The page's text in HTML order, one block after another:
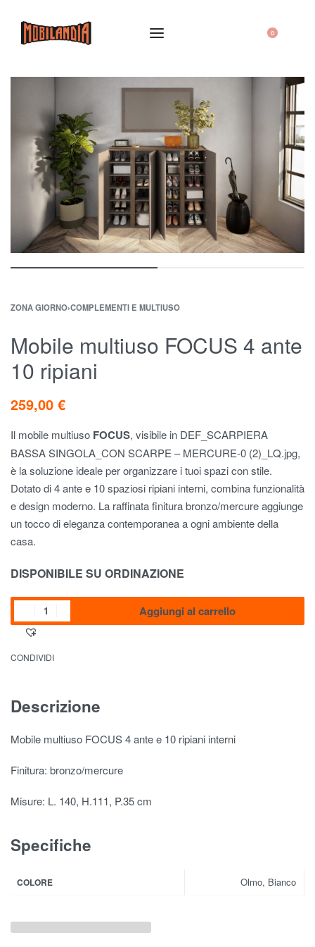
0
ZONA GIORNO›COMPLEMENTI E MULTIUSO
Mobile multiuso FOCUS 4 ante
10 ripiani
259,00 €
Il mobile multiuso FOCUS, visibile in DEF_SCARPIERA
BASSA SINGOLA_CON SCARPE – MERCURE-0 (2)_LQ.jpg,
è la soluzione ideale per organizzare i tuoi spazi con stile.
Dotato di 4 ante e 10 spaziosi ripiani interni, combina funzionalità
e design moderno. La raffinata finitura bronzo/mercure aggiunge
un tocco di eleganza contemporanea a ogni ambiente della
casa.
DISPONIBILE SU ORDINAZIONE
Aggiungi al carrello
CONDIVIDI
Descrizione
Mobile multiuso FOCUS 4 ante e 10 ripiani interni
Finitura: bronzo/mercure
Misure: L. 140, H.111, P.35 cm
Specifiche
COLORE Olmo, Bianco
Prodotti correlati